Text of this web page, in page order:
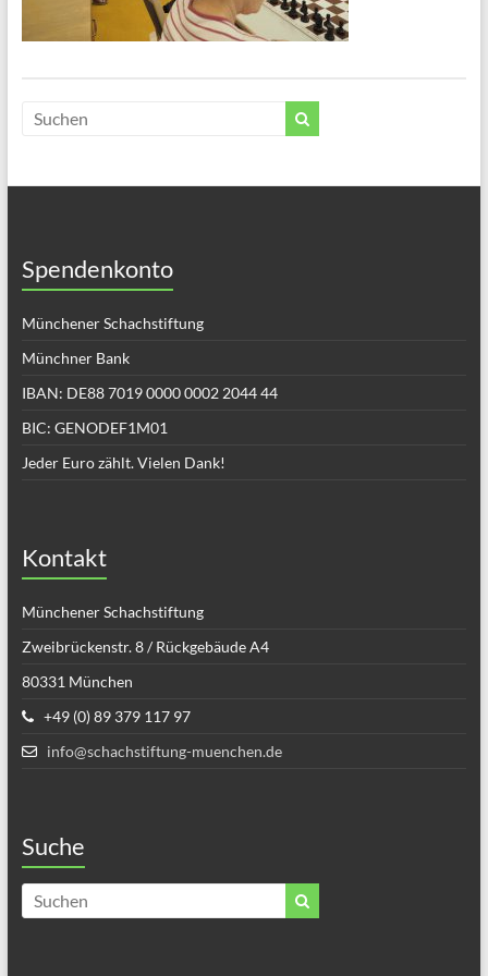
Spendenkonto
Münchener Schachstiftung
Münchner Bank
IBAN: DE88 7019 0000 0002 2044 44
BIC: GENODEF1M01
Jeder Euro zählt. Vielen Dank!
Kontakt
Münchener Schachstiftung
Zweibrückenstr. 8 / Rückgebäude A4
80331 München
+49 (0) 89 379 117 97
info@schachstiftung-muenchen.de
Suche